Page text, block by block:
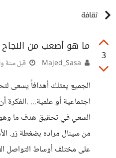
ثقافة
3
ما هو أصعب من
قبل سنة
الجميع يمتلك أهدافاً يسعى
اجتماعية أو علمية... .الفكرة
السعي في تحقيق هدف ما وهو
من سينال مراده بضغطة زر.
على مختلف أوساط التواصل